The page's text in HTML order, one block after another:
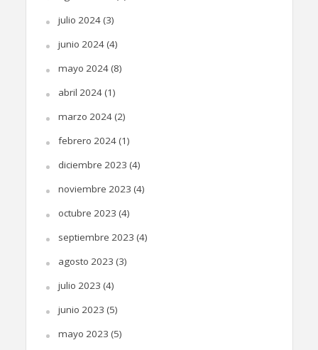
julio 2024(3)
junio 2024(4)
mayo 2024(8)
abril 2024(1)
marzo 2024(2)
febrero 2024(1)
diciembre 2023 (4)
noviembre 2023 (4)
octubre 2023 (4)
septiembre 2023 (4)
agosto 2023 (3)
julio 2023 (4)
junio 2023 (5)
mayo 2023 (5)